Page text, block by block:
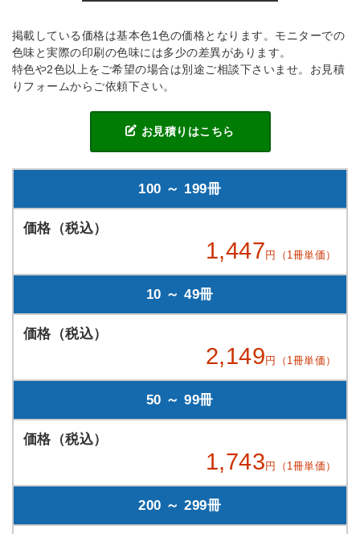
掲載している価格は基本色1色の価格となります。モニターでの
色味と実際の印刷の色味には多少の差異があります。
特色や2色以上をご希望の場合は別途ご相談下さいませ。お見積
りフォームからご依頼下さい。
お見積りはこちら
100 ～ 199冊
1,447 円（1冊単価）
10 ～ 49冊
2,149 円（1冊単価）
50 ～ 99冊
1,743 円（1冊単価）
200 ～ 299冊